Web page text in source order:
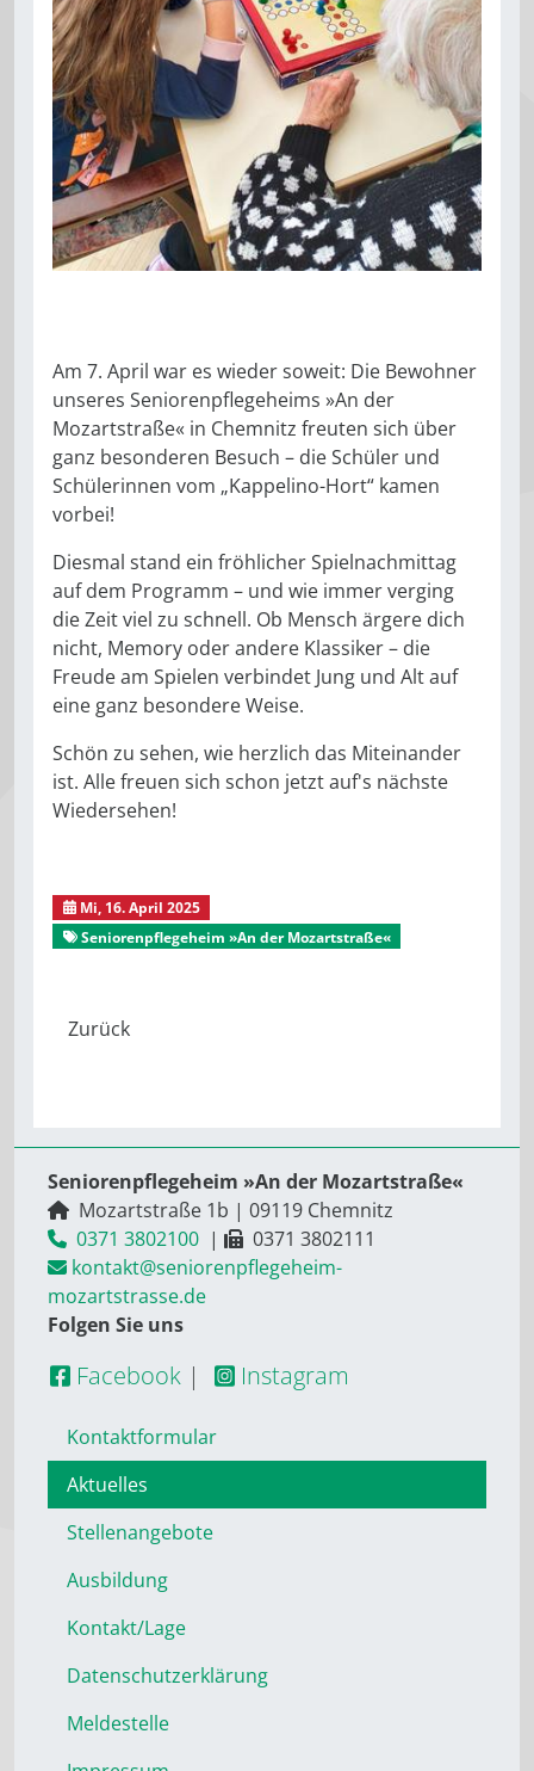
Am 7. April war es wieder soweit: Die Bewohner
unseres Seniorenpflegeheims »An der
Mozartstraße« in Chemnitz freuten sich über
ganz besonderen Besuch – die Schüler und
Schülerinnen vom „Kappelino-Hort“ kamen
vorbei!
Diesmal stand ein fröhlicher Spielnachmittag
auf dem Programm – und wie immer verging
die Zeit viel zu schnell. Ob Mensch ärgere dich
nicht, Memory oder andere Klassiker – die
Freude am Spielen verbindet Jung und Alt auf
eine ganz besondere Weise.
Schön zu sehen, wie herzlich das Miteinander
ist. Alle freuen sich schon jetzt auf's nächste
Wiedersehen!
Mi, 16. April 2025
Seniorenpflegeheim »An der Mozartstraße«
Seniorenpflegeheim »An der Mozartstraße«
Mozartstraße 1b | 09119 Chemnitz
0371 3802100 |
0371 3802111
kontakt@seniorenpflegeheim-
mozartstrasse.de
Folgen Sie uns
Facebook | Instagram
Kontaktformular
Aktuelles
Stellenangebote
Ausbildung
Kontakt/Lage
Datenschutzerklärung
Meldestelle